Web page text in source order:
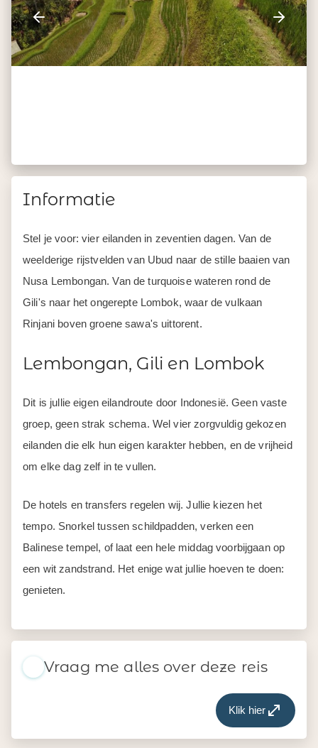
Informatie
Stel je voor: vier eilanden in zeventien dagen. Van de
weelderige rijstvelden van Ubud naar de stille baaien van
Nusa Lembongan. Van de turquoise wateren rond de
Gili's naar het ongerepte Lombok, waar de vulkaan
Rinjani boven groene sawa's uittorent.
Lembongan, Gili en Lombok
Dit is jullie eigen eilandroute door Indonesië. Geen vaste
groep, geen strak schema. Wel vier zorgvuldig gekozen
eilanden die elk hun eigen karakter hebben, en de vrijheid
om elke dag zelf in te vullen.
De hotels en transfers regelen wij. Jullie kiezen het
tempo. Snorkel tussen schildpadden, verken een
Balinese tempel, of laat een hele middag voorbijgaan op
een wit zandstrand. Het enige wat jullie hoeven te doen:
genieten.
Vraag me alles over deze reis
Klik hier